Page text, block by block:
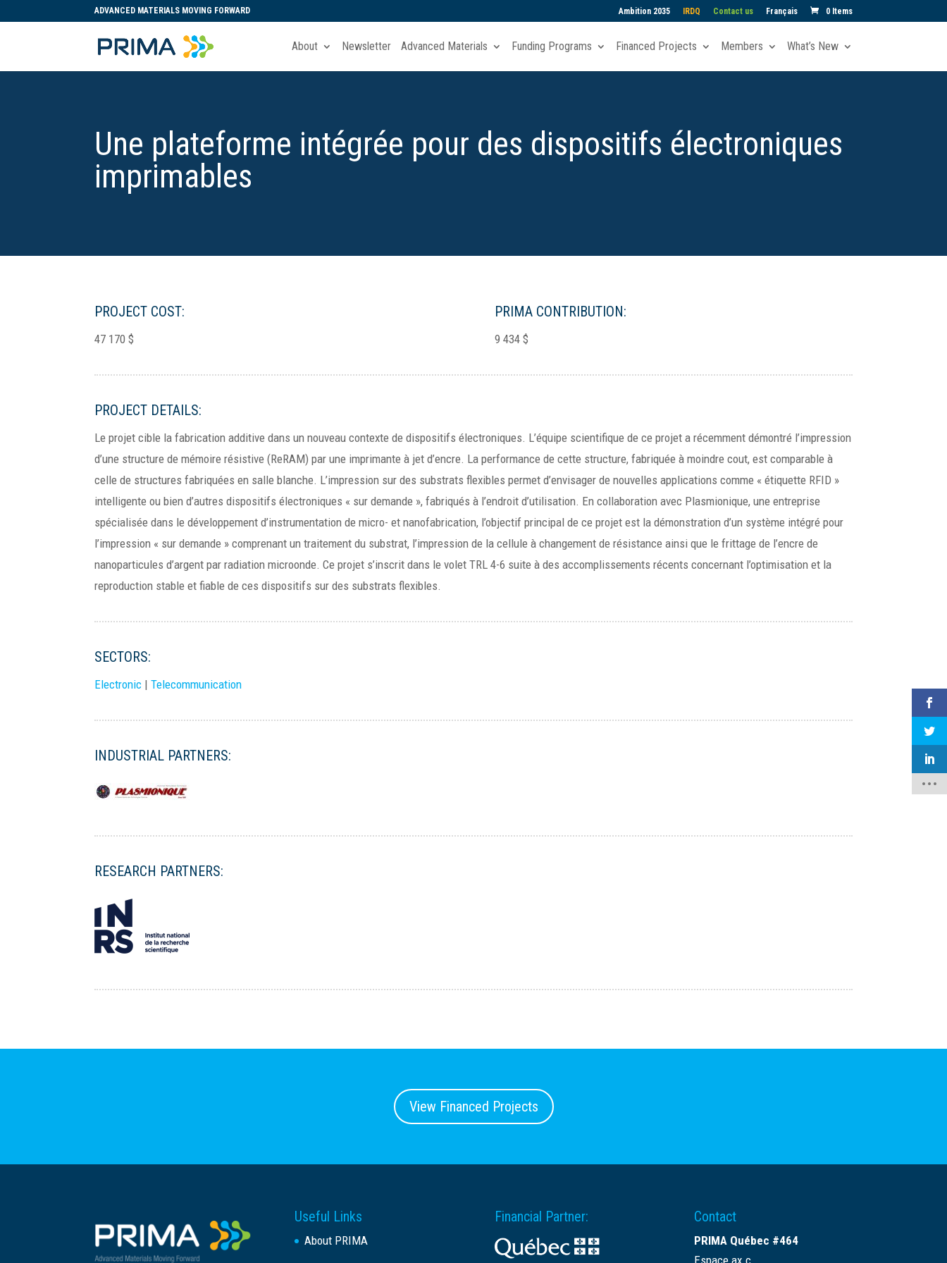
ADVANCED MATERIALS MOVING FORWARD Ambition 2035 IRDQ Contact us Français 0 Items
About Newsletter Advanced Materials Funding Programs Financed Projects Members What’s New
Une plateforme intégrée pour des dispositifs électroniques
imprimables
PROJECT COST:
47 170 $
PRIMA CONTRIBUTION:
9 434 $
PROJECT DETAILS:
Le projet cible la fabrication additive dans un nouveau contexte de dispositifs électroniques. L’équipe scientifique de ce projet a récemment démontré l’impression
d’une structure de mémoire résistive (ReRAM) par une imprimante à jet d’encre. La performance de cette structure, fabriquée à moindre cout, est comparable à
celle de structures fabriquées en salle blanche. L’impression sur des substrats flexibles permet d’envisager de nouvelles applications comme « étiquette RFID »
intelligente ou bien d’autres dispositifs électroniques « sur demande », fabriqués à l’endroit d’utilisation. En collaboration avec Plasmionique, une entreprise
spécialisée dans le développement d’instrumentation de micro- et nanofabrication, l’objectif principal de ce projet est la démonstration d’un système intégré pour
l’impression « sur demande » comprenant un traitement du substrat, l’impression de la cellule à changement de résistance ainsi que le frittage de l’encre de
nanoparticules d’argent par radiation microonde. Ce projet s’inscrit dans le volet TRL 4-6 suite à des accomplissements récents concernant l’optimisation et la
reproduction stable et fiable de ces dispositifs sur des substrats flexibles.
SECTORS:
Electronic |Telecommunication
INDUSTRIAL PARTNERS:
RESEARCH PARTNERS:
View Financed Projects
Useful Links
About PRIMA
Financial Partner: Contact
PRIMA Québec #464